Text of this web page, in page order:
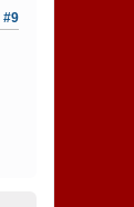
#9